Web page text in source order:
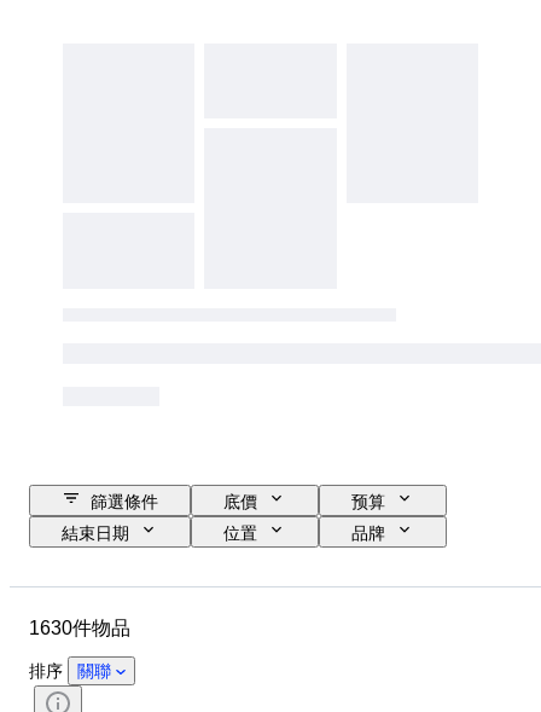
篩選條件 底價
预算
結束日期
位置
品牌
簽名
包括配件
1630件物品
排序 關聯